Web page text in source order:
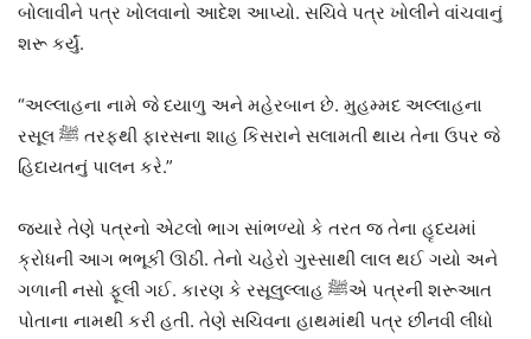
બોલાવીને પત્ર ખોલવાનો આદેશ આપ્યો. સચિવે પત્ર ખોલીને વાંચવાનું
શરૂ કર્યું.
“અલ્લાહના નામે જે દયાળુ અને મહેરબાન છે. મુહમ્મદ અલ્લાહના
રસૂલ ﷺ તરફથી ફારસના શાહ કિસરાને સલામતી થાય તેના ઉપર જે
હિદાયતનું પાલન કરે.”
જ્યારે તેણે પત્રનો એટલો ભાગ સાંભળ્યો કે તરત જ તેના હૃદયમાં
ક્રોધની આગ ભભૂકી ઊઠી. તેનો ચહેરો ગુસ્સાથી લાલ થઈ ગયો અને
ગળાની નસો ફૂલી ગઈ. કારણ કે રસૂલુલ્લાહ ﷺએ પત્રની શરૂઆત
પોતાના નામથી કરી હતી. તેણે સચિવના હાથમાંથી પત્ર છીનવી લીધો